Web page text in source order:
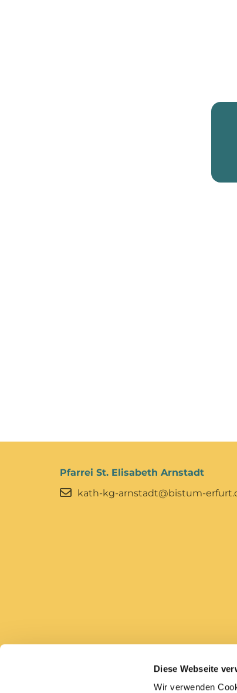
Diese Webseite
Wir verwenden
Pfarrei St. Elisabeth Arnstadt
kath-kg-arnstadt@bistum-
Caritas Erfurt